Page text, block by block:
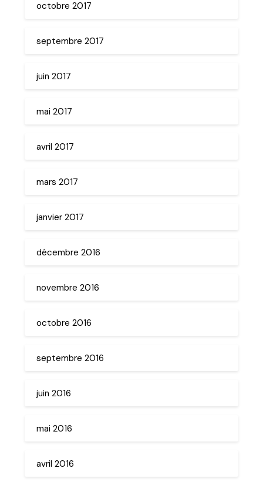
octobre 2017
septembre 2017
juin 2017
mai 2017
avril 2017
mars 2017
janvier 2017
décembre 2016
novembre 2016
octobre 2016
septembre 2016
juin 2016
mai 2016
avril 2016